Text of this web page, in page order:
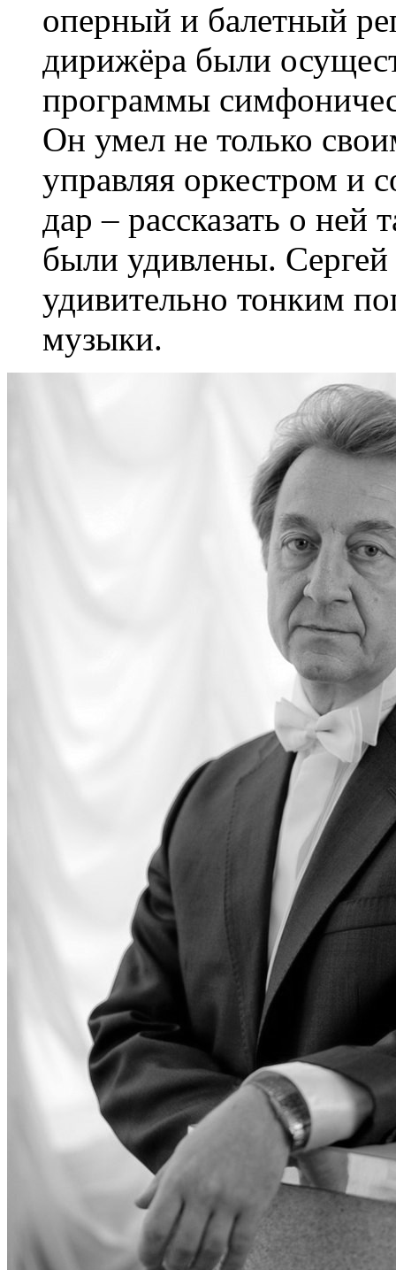
оперный и балетный
дирижёра были
программы
Он умел не только
управляя оркестром и
дар – рассказать о
были удивлены.
удивительно тонким
музыки.